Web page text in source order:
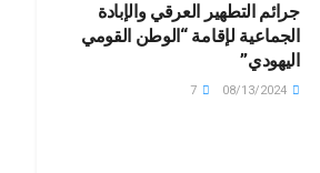
جرائم التطهير العرقي والإبادة
الجماعية لإقامة “الوطن القومي
اليهودي”
08/13/2024
7